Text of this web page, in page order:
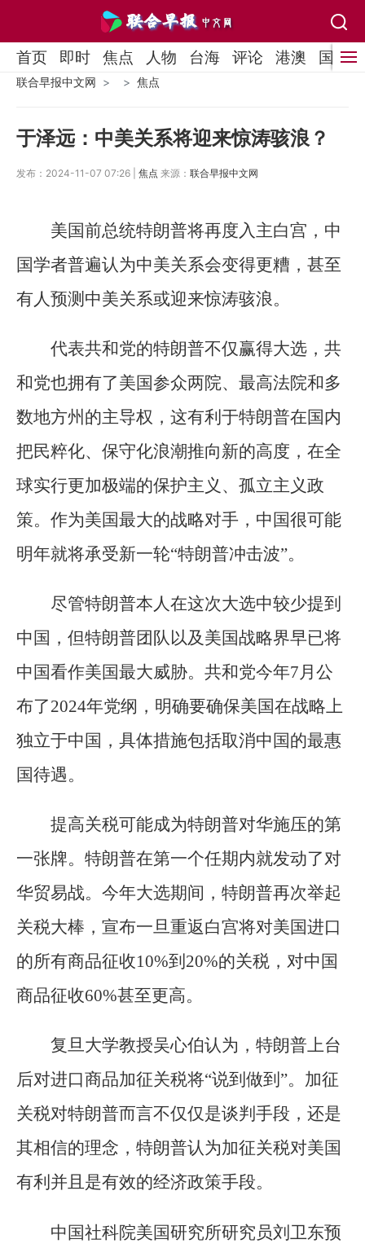
首页 即时 焦点 人物 台海 评论 港澳 国际
联合早报中文网 焦点
于泽远：中美关系将迎来惊涛骇浪？
发布：2024-11-07 07:26 | 焦点 来源： 联合早报中文网
美国前总统特朗普将再度入主白宫，中
国学者普遍认为中美关系会变得更糟，甚至
有人预测中美关系或迎来惊涛骇浪。
代表共和党的特朗普不仅赢得大选，共
和党也拥有了美国参众两院、最高法院和多
数地方州的主导权，这有利于特朗普在国内
把民粹化、保守化浪潮推向新的高度，在全
球实行更加极端的保护主义、孤立主义政
策。作为美国最大的战略对手，中国很可能
明年就将承受新一轮“特朗普冲击波”。
尽管特朗普本人在这次大选中较少提到
中国，但特朗普团队以及美国战略界早已将
中国看作美国最大威胁。共和党今年7月公
布了2024年党纲，明确要确保美国在战略上
独立于中国，具体措施包括取消中国的最惠
国待遇。
提高关税可能成为特朗普对华施压的第
一张牌。特朗普在第一个任期内就发动了对
华贸易战。今年大选期间，特朗普再次举起
关税大棒，宣布一旦重返白宫将对美国进口
的所有商品征收10%到20%的关税，对中国
商品征收60%甚至更高。
复旦大学教授吴心伯认为，特朗普上台
后对进口商品加征关税将“说到做到”。加征
关税对特朗普而言不仅仅是谈判手段，还是
其相信的理念，特朗普认为加征关税对美国
有利并且是有效的经济政策手段。
中国社科院美国研究所研究员刘卫东预